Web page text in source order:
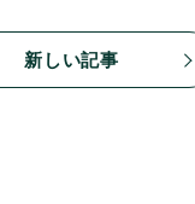
新しい記事